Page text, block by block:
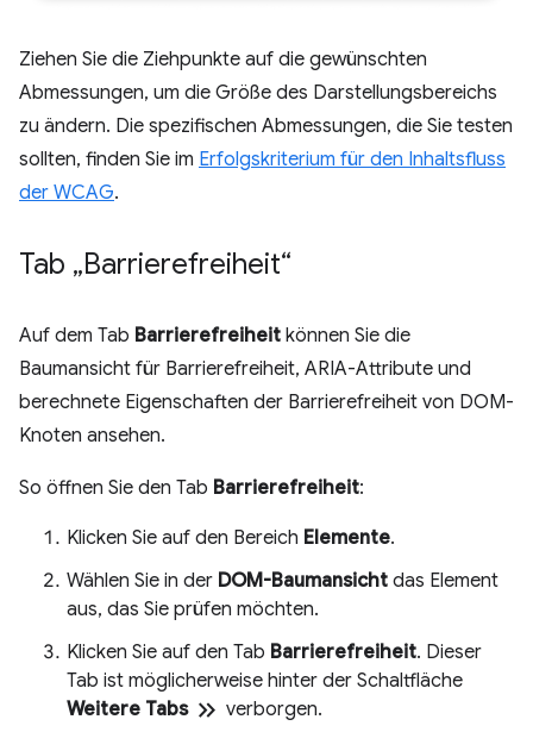
Ziehen Sie die Ziehpunkte auf die gewünschten
Abmessungen, um die Größe des Darstellungsbereichs
zu ändern. Die spezifischen Abmessungen, die Sie testen
sollten, finden Sie im Erfolgskriterium für den Inhaltsfluss
der WCAG.
Tab „Barrierefreiheit“
Auf dem Tab Barrierefreiheit können Sie die
Baumansicht für Barrierefreiheit, ARIA-Attribute und
berechnete Eigenschaften der Barrierefreiheit von DOM-
Knoten ansehen.
So öffnen Sie den Tab Barrierefreiheit:
Klicken Sie auf den Bereich Elemente.
Wählen Sie in der DOM-Baumansicht das Element
aus, das Sie prüfen möchten.
Klicken Sie auf den Tab Barrierefreiheit. Dieser
Tab ist möglicherweise hinter der Schaltfläche
Weitere Tabs keyboard_double_arrow_right verborgen.